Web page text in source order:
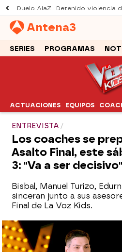
Duelo AlaZ Detenido violencia
Antena3
SERIES PROGRAMAS
ACTUACIONES EQUIPOS
ENTREVISTA
Los coaches se
Asalto Final, este
3: "Va a ser decisivo"
Bisbal, Manuel Turizo,
sinceran junto a sus
Final de La Voz Kids.